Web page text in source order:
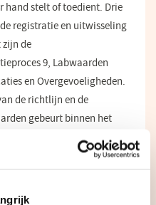
hand stelt of toedient. Drie
registratie en uitwisseling
zijn de
9, Labwaarden
en Overgevoeligheden.
de richtlijn en de
gebeurt binnen het